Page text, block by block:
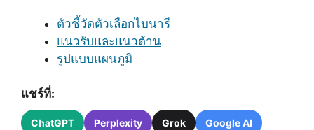
ตัวชี้วัดตัวเลือกไบนารี
แนวรับและแนวต้าน
รูปแบบแผนภูมิ
แชร์ที่:
ChatGPT Perplexity Grok Google AI